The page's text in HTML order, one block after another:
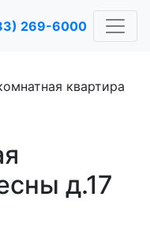
269-6000
квартира
д.17